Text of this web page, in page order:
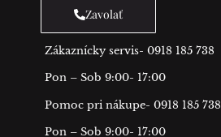
Zavolať
Zákaznícky servis- 0918 185 738
Pon – Sob 9:00- 17:00
Pomoc pri nákupe- 0918 185 738
Pon – Sob 9:00- 17:00